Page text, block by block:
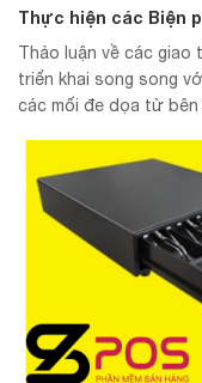
Thực hiện các Biện
Thảo luận về các giao
triển khai song song
các mối đe dọa từ bên